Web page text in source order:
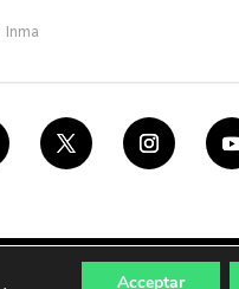
Inma
| (+34) 963 10 70 18 |
Acceptar